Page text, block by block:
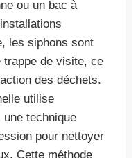
ou un bac à
les siphons sont
de visite, ce
des déchets.
utilise
une technique
pour nettoyer
Cette méthode